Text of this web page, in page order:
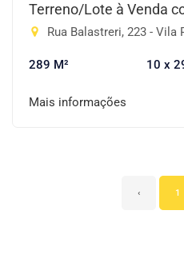
Terreno/Lote à Venda
Rua Balastreri, 223 - Vila
289 M² 10 x
Mais informações
‹ 1